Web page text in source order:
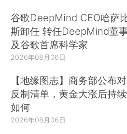
谷歌DeepMind CEO哈萨
斯卸任 转任DeepMind董
及谷歌首席科学家
2026年08月06日
【地缘图志】商务部公布
反制清单，黄金大涨后持
如何
2026年08月06日